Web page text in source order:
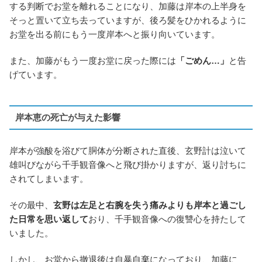
する判断でお堂を離れることになり、加藤は岸本の上半身を
そっと置いて立ち去っていますが、後ろ髪をひかれるように
お堂を出る前にもう一度岸本へと振り向いています。
また、加藤がもう一度お堂に戻った際には 「ごめん…」 と告
げています。
岸本恵の死亡が与えた影響
岸本が強酸を浴びて胴体が分断された直後、玄野計は泣いて
雄叫びながら千手観音像へと飛び掛かりますが、返り討ちに
されてしまいます。
その最中、 玄野は左足と右腕を失う痛みよりも岸本と過ごし
た日常を思い返しており、千手観音像への復讐心を持たして
いました。
しかし、お堂から撤退後は自暴自棄になっており、加藤に